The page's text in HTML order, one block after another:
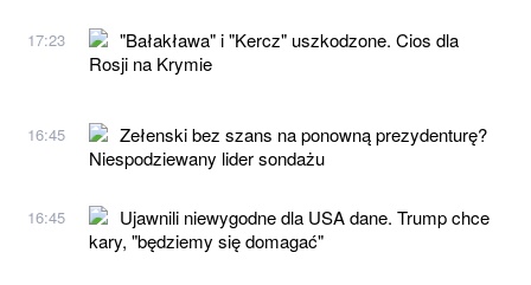
17:23
"Bałakława" i "Kercz" uszkodzone. Cios dla
Rosji na Krymie
16:45
Zełenski bez szans na ponowną prezydenturę?
Niespodziewany lider sondażu
16:45
Ujawnili niewygodne dla USA dane. Trump chce
kary, "będziemy się domagać"